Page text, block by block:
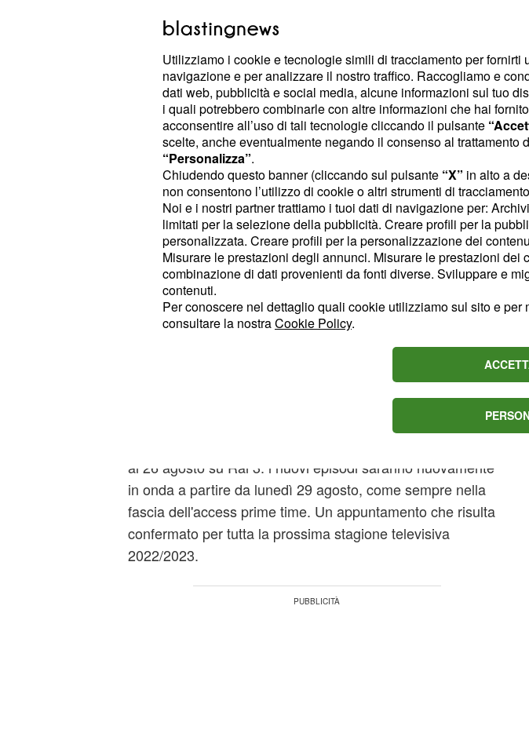
La soap sarà in pausa dal 15 al 19 agosto: gli spettatori e
appassionati della soap che si collegheranno alle 20:45 su
Rai 3 non troveranno le nuove puntate in prima visione
assoluta, bensì la riproposizione del programma "I mestieri
di Mirko".
Trattasi della prima delle due settimane di sospensione per
la soap opera in occasione della consueta pausa estiva.
Inizia la pausa estiva per Un posto
al sole: ecco quando ritorna in onda
al 26 agosto su Rai 3: i nuovi episodi saranno nuovamente
in onda a partire da lunedì 29 agosto, come sempre nella
fascia dell'access prime time. Un appuntamento che risulta
confermato per tutta la prossima stagione televisiva
2022/2023.
Utilizziamo i cookie e tecnologie simili di tracciamento per
navigazione e per analizzare il nostro traffico. Raccogliamo e
dati web, pubblicità e social media, alcune informazioni sul tuo
i quali potrebbero combinarle con altre informazioni che hai
acconsentire all’uso di tali tecnologie cliccando il pulsante
scelte, anche eventualmente negando il consenso al
“Personalizza”.
Chiudendo questo banner (cliccando sul pulsante “X” in alto a
non consentono l’utilizzo di cookie o altri strumenti di
Noi e i nostri partner trattiamo i tuoi dati di navigazione per:
limitati per la selezione della pubblicità. Creare profili per la
personalizzata. Creare profili per la personalizzazione dei
Misurare le prestazioni degli annunci. Misurare le prestazioni
combinazione di dati provenienti da fonti diverse. Sviluppare e
contenuti.
Per conoscere nel dettaglio quali cookie utilizziamo sul sito e
consultare la nostraCookie Policy.